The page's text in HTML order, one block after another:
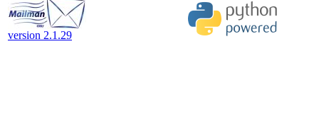
version 2.1.29